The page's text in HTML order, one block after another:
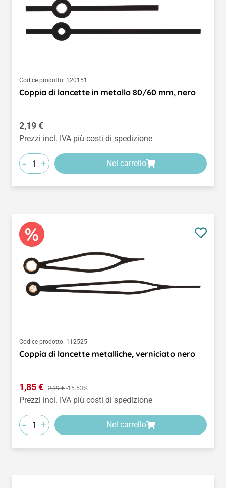
Codice prodotto: 120151
Coppia di lancette in metallo 80/60 mm, nero
Prezzo normale:
2,19 €
Prezzi incl. IVA più costi di spedizione
- + Nel carrello
Codice prodotto: 112525
Coppia di lancette metalliche, verniciato nero
Prezzo di vendita:
1,85 € Prezzo normale:
2,19 € -15.53%
Prezzi incl. IVA più costi di spedizione
- + Nel carrello